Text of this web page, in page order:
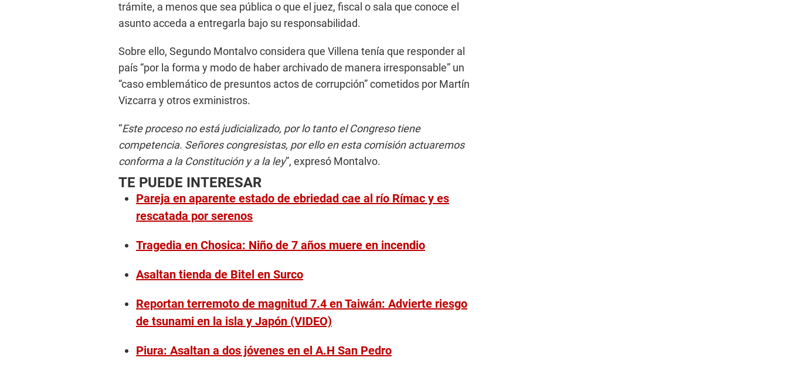
trámite, a menos que sea pública o que el juez, fiscal o sala que conoce el
asunto acceda a entregarla bajo su responsabilidad.
Sobre ello, Segundo Montalvo considera que Villena tenía que responder al
país “por la forma y modo de haber archivado de manera irresponsable” un
“caso emblemático de presuntos actos de corrupción” cometidos por Martín
Vizcarra y otros exministros.
“Este proceso no está judicializado, por lo tanto el Congreso tiene
competencia. Señores congresistas, por ello en esta comisión actuaremos
conforma a la Constitución y a la ley”, expresó Montalvo.
TE PUEDE INTERESAR
Pareja en aparente estado de ebriedad cae al río Rímac y es
rescatada por serenos
Tragedia en Chosica: Niño de 7 años muere en incendio
Asaltan tienda de Bitel en Surco
Reportan terremoto de magnitud 7.4 en Taiwán: Advierte riesgo
de tsunami en la isla y Japón (VIDEO)
Piura: Asaltan a dos jóvenes en el A.H San Pedro